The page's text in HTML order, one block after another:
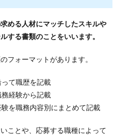
める人材にマッチしたスキルや
する書類のことをいいます。
フォーマットがあります。
て職歴を記載
経験から記載
を職務内容別にまとめて記載
ことや、応募する職種によって